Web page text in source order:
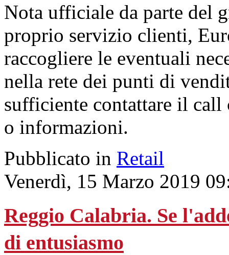
Nota ufficiale da parte del
proprio servizio clienti,
raccogliere le eventuali
nella rete dei punti di
sufficiente contattare il call
o informazioni.
Pubblicato in Retail
Venerdì, 15 Marzo 2019
Reggio Calabria. Se
di entusiasmo